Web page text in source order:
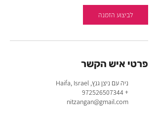
לביצוע הזמנה
פרטי איש הקשר
ניה עם ניצן גנץ, Haifa, Israel
+ 972526507344
nitzangan@gmail.com